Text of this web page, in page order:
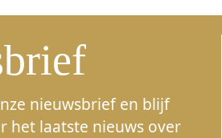
nieuwsbrief en blijf
het laatste nieuws over